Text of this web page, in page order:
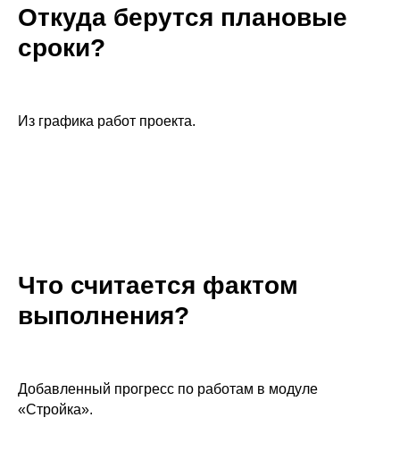
Откуда берутся плановые
сроки?
Из графика работ проекта.
Что считается фактом
выполнения?
Добавленный прогресс по работам в модуле
«Стройка».